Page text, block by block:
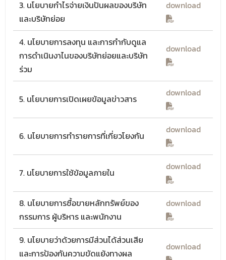
3. นโยบายกำไรจ่ายเงินปันผลของบริษัท
และบริษัทย่อย
download
4. นโยบายการลงทุน และการกำกับดูแล
การดำเนินงาไนของบริษัทย่อยและบริษัท
ร่วม
download
5. นโยบายการเปิดเผยข้อมูลข่าวสาร
download
6. นโยบายการทำรายการที่เกี่ยวโยงกัน
download
7. นโยบายการใช้ข้อมูลภายใน
download
8. นโยบายการซื้อขายหลักทรัพย์ของ
กรรมการ ผู้บริหาร และพนักงาน
download
9. นโยบายว่าด้วยการมีส่วนได้ส่วนเสีย
และการป้องกันความขัดแย้งทางผล
download